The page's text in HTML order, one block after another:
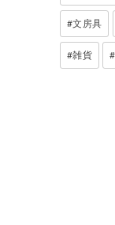
文房具
雑貨